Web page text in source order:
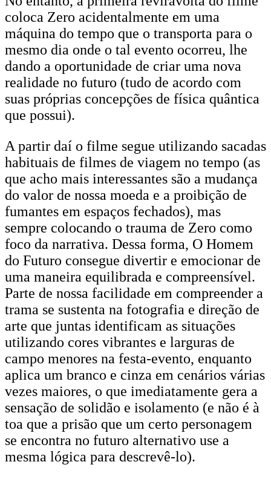
coloca Zero acidentalmente em uma
máquina do tempo que o transporta para o
mesmo dia onde o tal evento ocorreu, lhe
dando a oportunidade de criar uma nova
realidade no futuro (tudo de acordo com
suas próprias concepções de física quântica
que possui).
A partir daí o filme segue utilizando sacadas
habituais de filmes de viagem no tempo (as
que acho mais interessantes são a mudança
do valor de nossa moeda e a proibição de
fumantes em espaços fechados), mas
sempre colocando o trauma de Zero como
foco da narrativa. Dessa forma, O Homem
do Futuro consegue divertir e emocionar de
uma maneira equilibrada e compreensível.
Parte de nossa facilidade em compreender a
trama se sustenta na fotografia e direção de
arte que juntas identificam as situações
utilizando cores vibrantes e larguras de
campo menores na festa-evento, enquanto
aplica um branco e cinza em cenários várias
vezes maiores, o que imediatamente gera a
sensação de solidão e isolamento (e não é à
toa que a prisão que um certo personagem
se encontra no futuro alternativo use a
mesma lógica para descrevê-lo).